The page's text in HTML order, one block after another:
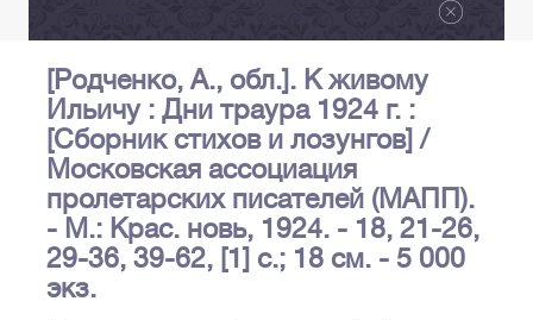
[Родченко, А., обл.]. К живому
Ильичу : Дни траура 1924 г. :
[Сборник стихов и лозунгов] /
Московская ассоциация
пролетарских писателей (МАПП).
- М.: Крас. новь, 1924. - 18, 21-26,
29-36, 39-62, [1] с.; 18 см. - 5 000
экз.